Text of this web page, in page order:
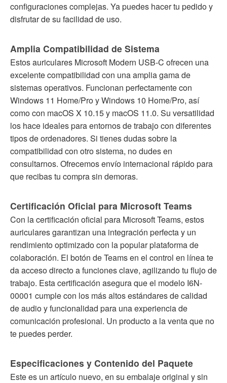
configuraciones complejas. Ya puedes hacer tu pedido y
disfrutar de su facilidad de uso.
Amplia Compatibilidad de Sistema
Estos auriculares Microsoft Modern USB-C ofrecen una
excelente compatibilidad con una amplia gama de
sistemas operativos. Funcionan perfectamente con
Windows 11 Home/Pro y Windows 10 Home/Pro, así
como con macOS X 10.15 y macOS 11.0. Su versatilidad
los hace ideales para entornos de trabajo con diferentes
tipos de ordenadores. Si tienes dudas sobre la
compatibilidad con otro sistema, no dudes en
consultarnos. Ofrecemos envío internacional rápido para
que recibas tu compra sin demoras.
Certificación Oficial para Microsoft Teams
Con la certificación oficial para Microsoft Teams, estos
auriculares garantizan una integración perfecta y un
rendimiento optimizado con la popular plataforma de
colaboración. El botón de Teams en el control en línea te
da acceso directo a funciones clave, agilizando tu flujo de
trabajo. Esta certificación asegura que el modelo I6N-
00001 cumple con los más altos estándares de calidad
de audio y funcionalidad para una experiencia de
comunicación profesional. Un producto a la venta que no
te puedes perder.
Especificaciones y Contenido del Paquete
Este es un artículo nuevo, en su embalaje original y sin